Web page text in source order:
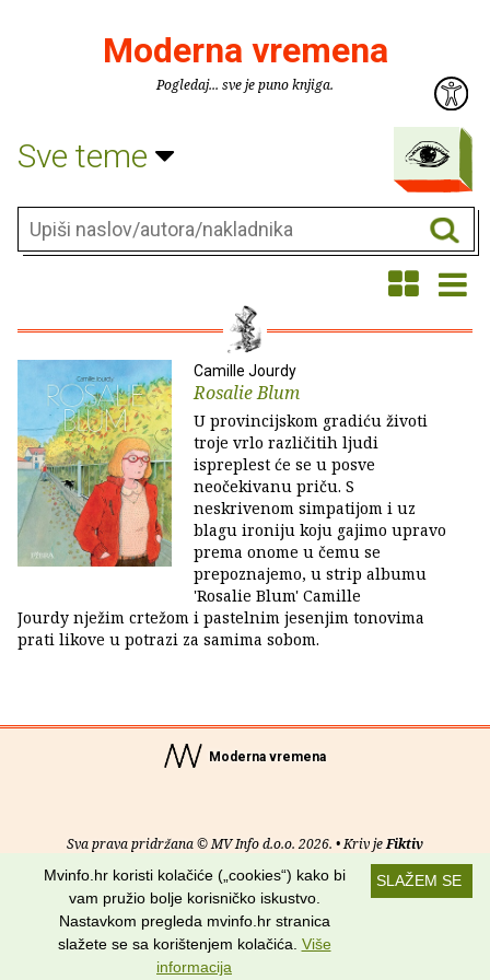
Moderna vremena
Pogledaj... sve je puno knjiga.
Sve teme
Camille Jourdy
Rosalie Blum
U provincijskom gradiću životi
troje vrlo različitih ljudi
ispreplest će se u posve
neočekivanu priču. S
neskrivenom simpatijom i uz
blagu ironiju koju gajimo upravo
prema onome u čemu se
prepoznajemo, u strip albumu
'Rosalie Blum' Camille
Jourdy nježim crtežom i pastelnim jesenjim tonovima
prati likove u potrazi za samima sobom.
Moderna vremena
Sva prava pridržana © MV Info d.o.o. 2026. • Kriv jeFiktiv
Uvjeti korištenja RSS kanali
Potraži nas na:
SLAŽEM SE
Mvinfo.hr koristi kolačiće („cookies“) kako bi
vam pružio bolje korisničko iskustvo.
Nastavkom pregleda mvinfo.hr stranica
slažete se sa korištenjem kolačića. Više
informacija